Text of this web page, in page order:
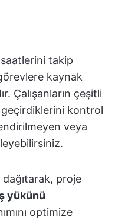
saatlerini takip
kaynak
Çalışanların çeşitli
geçirdiklerini kontrol
veya
proje
yükünü
optimize